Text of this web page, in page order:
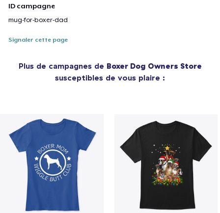
ID campagne
mug-for-boxer-dad
Signaler cette page
Plus de campagnes de Boxer Dog Owners Store
susceptibles de vous plaire :